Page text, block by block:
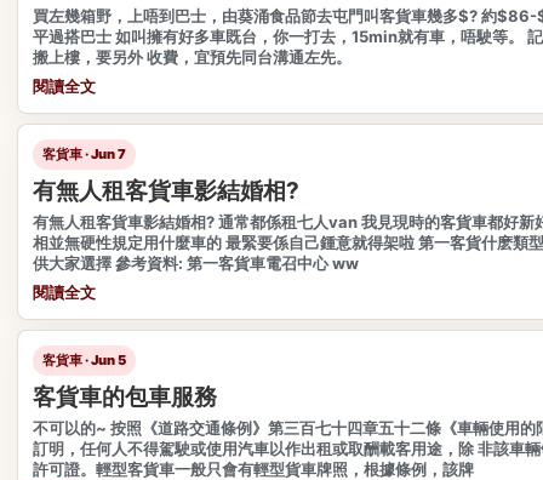
買左幾箱野，上唔到巴士，由葵涌食品節去屯門叫客貨車幾多$? 約
平過搭巴士 如叫擁有好多車既台，你一打去，15min就有車，唔駛等。
搬上樓，要另外 收費，宜預先同台溝通左先。
閱讀全文
客貨車 · Jun 7
有無人租客貨車影結婚相?
有無人租客貨車影結婚相? 通常都係租七人van 我見現時的客貨車都好新
相並無硬性規定用什麼車的 最緊要係自己鍾意就得架啦 第一客貨什麽類
供大家選擇 參考資料: 第一客貨車電召中心 ww
閱讀全文
客貨車 · Jun 5
客貨車的包車服務
不可以的~ 按照《道路交通條例》第三百七十四章五十二條《車輛使用的
訂明，任何人不得駕駛或使用汽車以作出租或取酬載客用途，除 非該車
許可證。輕型客貨車一般只會有輕型貨車牌照，根據條例，該牌